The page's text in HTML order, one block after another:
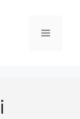
Menü